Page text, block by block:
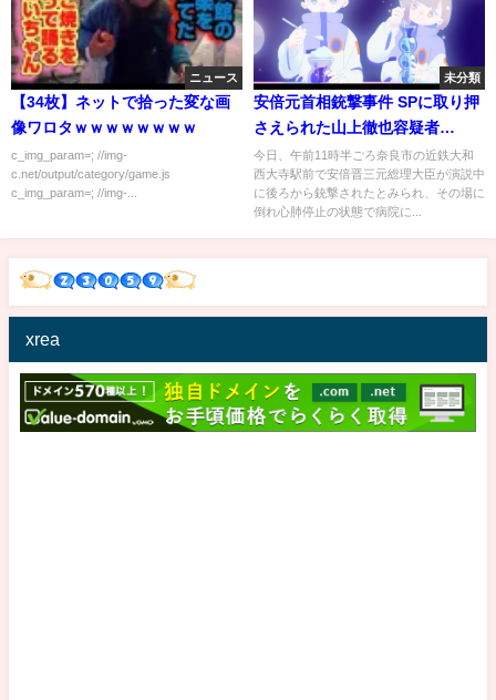
ニュース
【34枚】ネットで拾った変な画
像ワロタｗｗｗｗｗｗｗｗ
c_img_param=; //img-
c.net/output/category/game.js
c_img_param=; //img-...
未分類
安倍元首相銃撃事件 SPに取り押
さえられた山上徹也容疑者
2022.7 大和西大寺駅前 Shinzo
Abe Assassin Tetsuya
Yamagami
今日、午前11時半ごろ奈良市の近鉄大和
西大寺駅前で安倍晋三元総理大臣が演説中
に後ろから銃撃されたとみられ、その場に
倒れ心肺停止の状態で病院に...
xrea